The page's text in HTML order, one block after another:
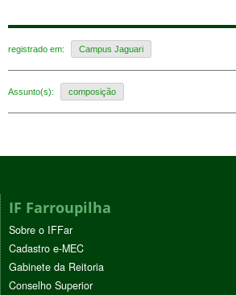
registrado em: Campus Jaguari
Assunto(s): composição
IF Farroupilha
Sobre o IFFar
Cadastro e-MEC
Gabinete da Reitoria
Conselho Superior